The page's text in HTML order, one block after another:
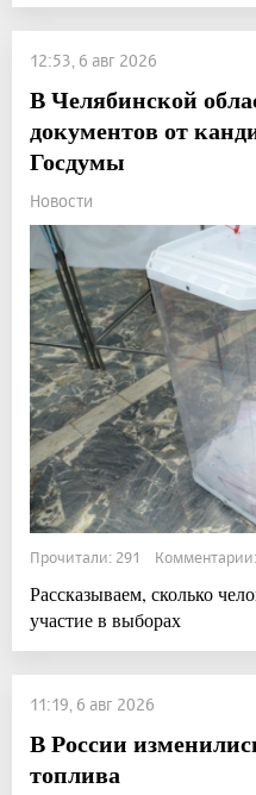
12:53, 6 авг 2026
В Челябинской
документов от
Госдумы
Новости
Прочитали: 291
Рассказываем, сколько
участие в выборах
11:19, 6 авг 2026
В России
топлива